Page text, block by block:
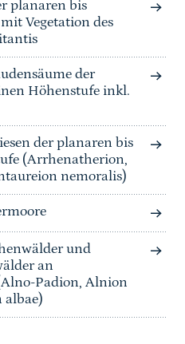
planaren bis
Vegetation des
der
Höhenstufe inkl.
der planaren bis
(Arrhenatherion,
nemoralis)
und
an
Padion, Alnion
albae)